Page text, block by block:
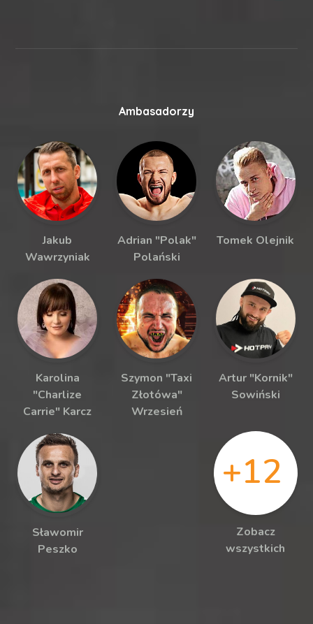
Ambasadorzy
Jakub
Wawrzyniak
Adrian "Polak"
Polański
Tomek Olejnik
Karolina
"Charlize
Carrie" Karcz
Szymon "Taxi
Złotówa"
Wrzesień
Artur "Kornik"
Sowiński
Sławomir
Peszko
+12
Zobacz
wszystkich